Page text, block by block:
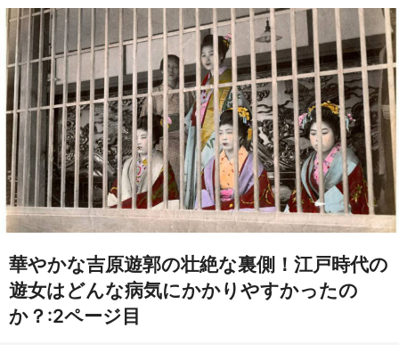
華やかな吉原遊郭の壮絶な裏側！江戸時代の
遊女はどんな病気にかかりやすかったの
か？:2ページ目